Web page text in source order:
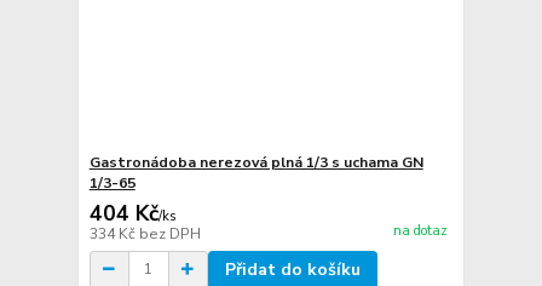
Gastronádoba nerezová plná 1/3 s uchama GN
1/3-65
404 Kč/ks
334 Kč bez DPH na dotaz
Přidat do košíku